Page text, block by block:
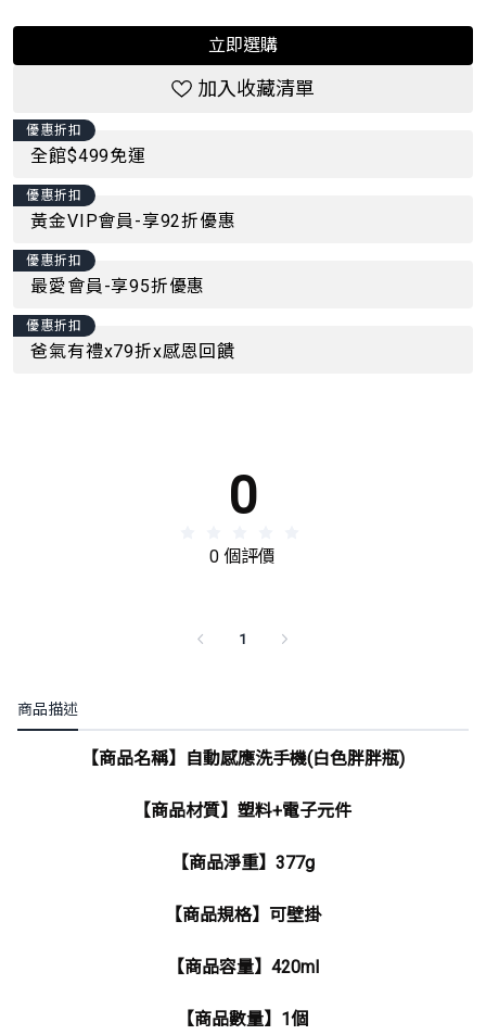
立即選購
加入收藏清單
優惠折扣
全館$499免運
優惠折扣
黃金VIP會員-享92折優惠
優惠折扣
最愛會員-享95折優惠
優惠折扣
爸氣有禮x79折x感恩回饋
0
0 個評價
1
商品描述
【商品名稱】自動感應洗手機(白色胖胖瓶)
【商品材質】塑料+電子元件
【商品淨重】377g
【商品規格】可壁掛
【商品容量】420ml
【商品數量】1個